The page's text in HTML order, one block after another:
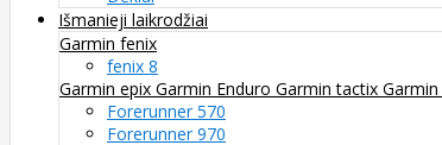
Išmanieji laikrodžiai
Garmin fenix
fenix 8
Garmin epix Garmin Enduro Garmin tactix
Forerunner 570
Forerunner 970